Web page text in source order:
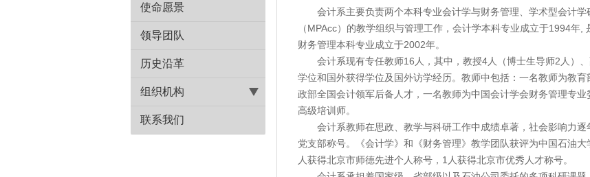
使命愿景
领导团队
历史沿革
组织机构
联系我们
会计系主要负责两个本科专业会计学与财务管理、学术型会计学
（MPAcc）的教学组织与管理工作，会计学本科专业成立于1994年,
财务管理本科专业成立于2002年。
会计系现有专任教师16人，其中，教授4人（博士生导师2人）、
学位和国外获得学位及国外访学经历。教师中包括：一名教师为教
政部全国会计领军后备人才，一名教师为中国会计学会财务管理专
高级培训师。
会计系教师在思政、教学与科研工作中成绩卓著，社会影响力逐
党支部称号。《会计学》和《财务管理》教学团队获评为中国石油
人获得北京市师德先进个人称号，1人获得北京市优秀人才称号。